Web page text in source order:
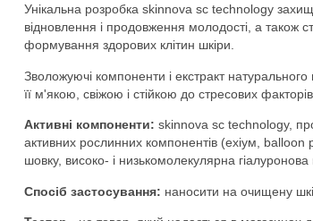
Унікальна розробка skinnova sc technology
відновлення і продовження молодості, а також
формування здорових клітин шкіри.
Зволожуючі компоненти і екстракт
її м'якою, свіжою і стійкою до стресових
Активні компоненти: skinnova sc technology,
активних рослинних компонентів (ехіум,
шовку, високо- і низькомолекулярна гіалуронова
Спосіб застосування: наносити на очищену